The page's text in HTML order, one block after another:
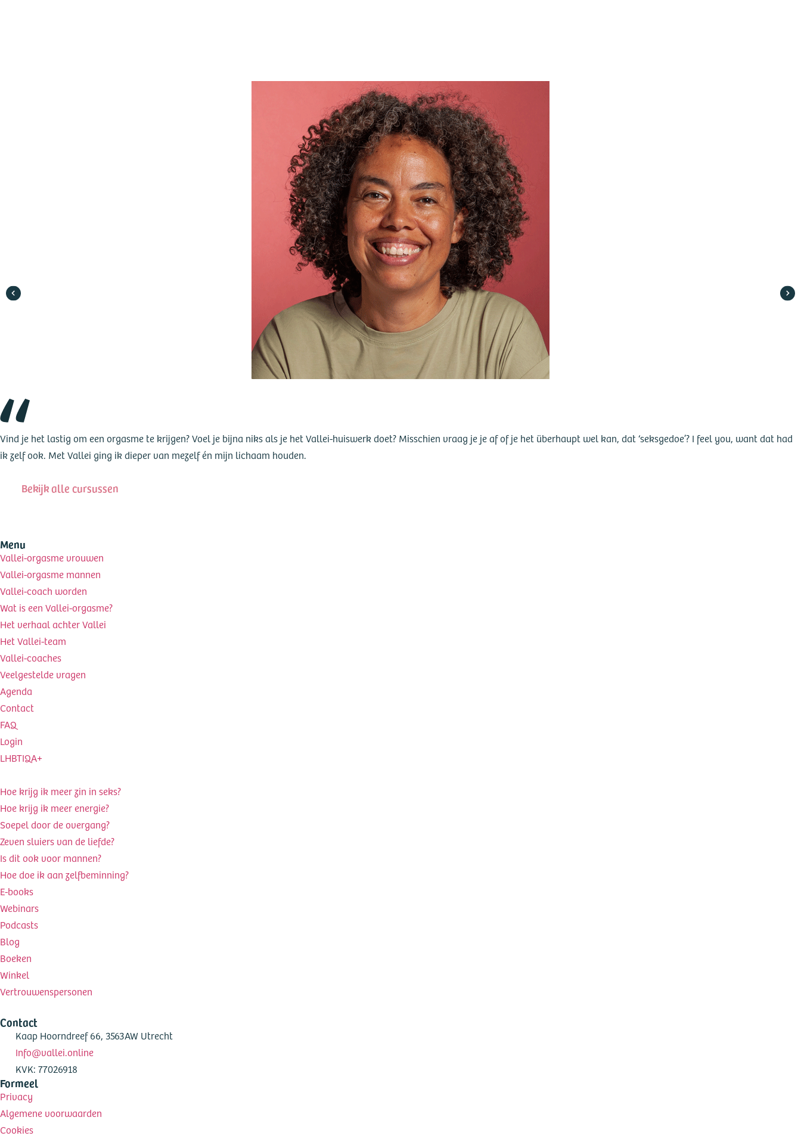
Vind je het lastig om een orgasme te krijgen? Voel je bijna niks als je het Vallei-huiswerk doet? Misschien vraag je je af of je het überhaupt wel kan, dat ‘seksgedoe’? I feel you, want dat had
ik zelf ook. Met Vallei ging ik dieper van mezelf én mijn lichaam houden.
Bekijk alle cursussen
Menu
Vallei-orgasme vrouwen
Vallei-orgasme mannen
Vallei-coach worden
Wat is een Vallei-orgasme?
Het verhaal achter Vallei
Het Vallei-team
Vallei-coaches
Veelgestelde vragen
Agenda
Contact
FAQ
Login
LHBTIQA+
Hoe krijg ik meer zin in seks?
Hoe krijg ik meer energie?
Soepel door de overgang?
Zeven sluiers van de liefde?
Is dit ook voor mannen?
Hoe doe ik aan zelfbeminning?
E-books
Webinars
Podcasts
Blog
Boeken
Winkel
Vertrouwenspersonen
Contact
Kaap Hoorndreef 66, 3563AW Utrecht
Info@vallei.online
KVK: 77026918
Formeel
Privacy
Algemene voorwaarden
Cookies